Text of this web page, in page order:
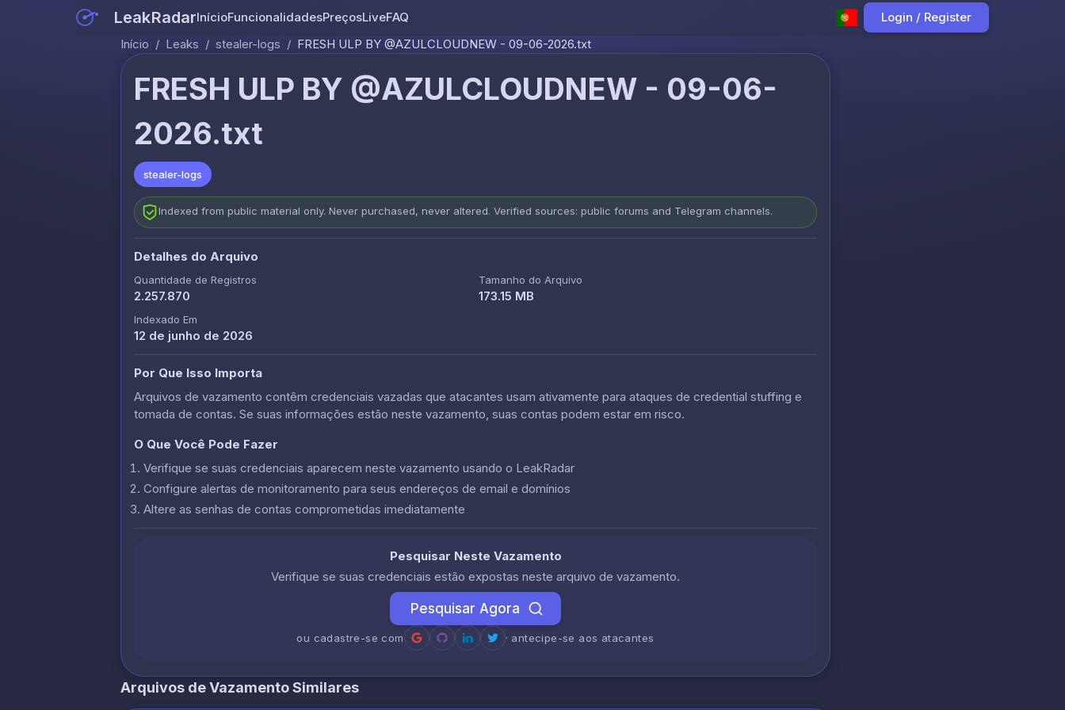
LeakRadarInícioFuncionalidadesPreçosLiveFAQ
Login / Register
Início / Leaks / stealer-logs / FRESH ULP BY @AZULCLOUDNEW - 09-06-2026.txt
FRESH ULP BY @AZULCLOUDNEW - 09-06-
2026.txt
stealer-logs
Indexed from public material only. Never purchased, never altered. Verified sources: public forums and Telegram channels.
Detalhes do Arquivo
Quantidade de Registros
2.257.870
Tamanho do Arquivo
173.15 MB
Indexado Em
12 de junho de 2026
Por Que Isso Importa
Arquivos de vazamento contêm credenciais vazadas que atacantes usam ativamente para ataques de credential stuffing e
tomada de contas. Se suas informações estão neste vazamento, suas contas podem estar em risco.
O Que Você Pode Fazer
Verifique se suas credenciais aparecem neste vazamento usando o LeakRadar
Configure alertas de monitoramento para seus endereços de email e domínios
Altere as senhas de contas comprometidas imediatamente
Pesquisar Neste Vazamento
Verifique se suas credenciais estão expostas neste arquivo de vazamento.
Pesquisar Agora
ou cadastre-se com · antecipe-se aos atacantes
Arquivos de Vazamento Similares